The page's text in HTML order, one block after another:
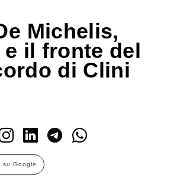
Michelis,
e il fronte del
di Clini
su Google